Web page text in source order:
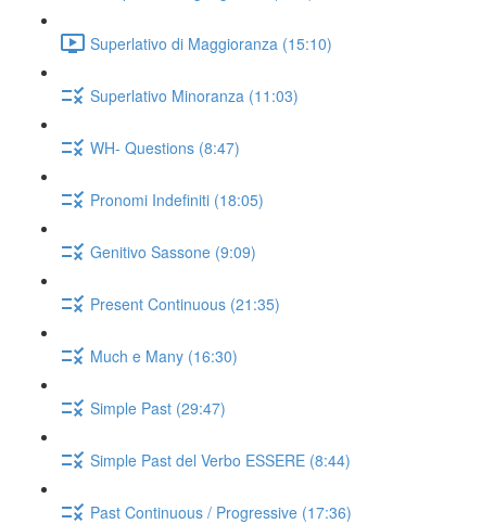
Superlativo di Maggioranza (15:10)
Superlativo Minoranza (11:03)
WH- Questions (8:47)
Pronomi Indefiniti (18:05)
Genitivo Sassone (9:09)
Present Continuous (21:35)
Much e Many (16:30)
Simple Past (29:47)
Simple Past del Verbo ESSERE (8:44)
Past Continuous / Progressive (17:36)